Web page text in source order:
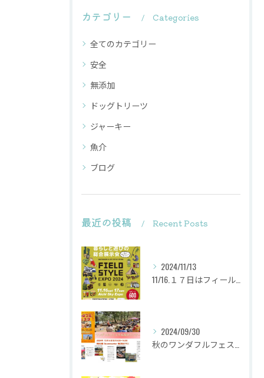
カテゴリー Categories
全てのカテゴリー
安全
無添加
ドッグトリーツ
ジャーキー
魚介
ブログ
最近の投稿 Recent Posts
2024/11/13
11/16.１７日はフィールドスタイルに出店致します
2024/09/30
秋のワンダフルフェスタ